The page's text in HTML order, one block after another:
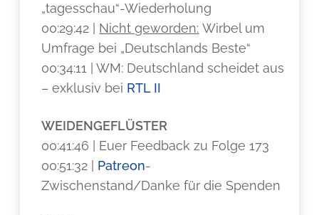
„tagesschau“-Wiederholung
00:29:42 | Nicht geworden: Wirbel um
Umfrage bei „Deutschlands Beste“
00:34:11 | WM: Deutschland scheidet aus
– exklusiv bei RTL II
WEIDENGEFLÜSTER
00:41:46 | Euer Feedback zu Folge 173
00:51:32 | Patreon-
Zwischenstand/Danke für die Spenden